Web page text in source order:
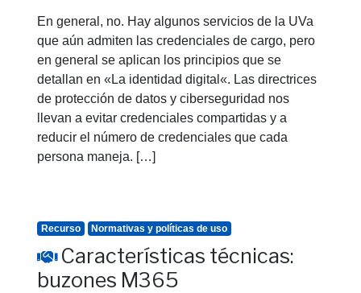
En general, no. Hay algunos servicios de la UVa
que aún admiten las credenciales de cargo, pero
en general se aplican los principios que se
detallan en «La identidad digital«. Las directrices
de protección de datos y ciberseguridad nos
llevan a evitar credenciales compartidas y a
reducir el número de credenciales que cada
persona maneja. […]
Recurso Normativas y políticas de uso
Características técnicas:
buzones M365